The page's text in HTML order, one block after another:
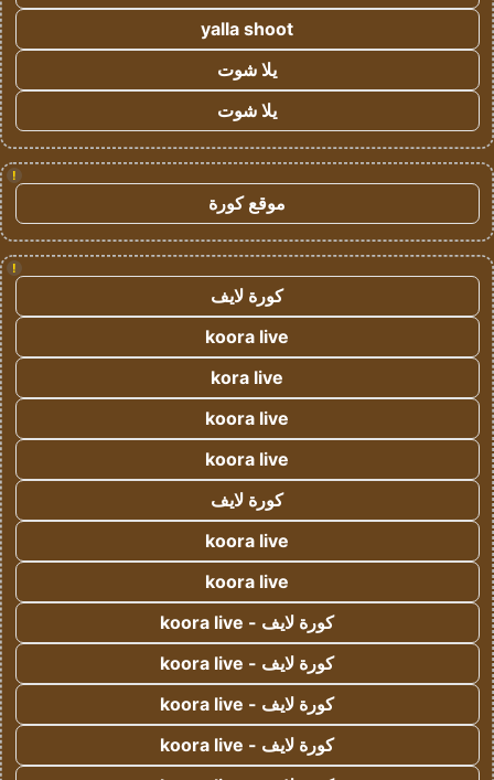
yalla shoot
يلا شوت
يلا شوت
!
موقع كورة
!
كورة لايف
koora live
kora live
koora live
koora live
كورة لايف
koora live
koora live
كورة لايف - koora live
كورة لايف - koora live
كورة لايف - koora live
كورة لايف - koora live